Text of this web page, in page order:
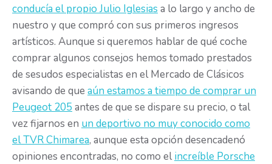
conducía el propio Julio Iglesias a lo largo y ancho de
nuestro y que compró con sus primeros ingresos
artísticos. Aunque si queremos hablar de qué coche
comprar algunos consejos hemos tomado prestados
de sesudos especialistas en el Mercado de Clásicos
avisando de que aún estamos a tiempo de comprar un
Peugeot 205 antes de que se dispare su precio, o tal
vez fijarnos en un deportivo no muy conocido como
el TVR Chimarea, aunque esta opción desencadenó
opiniones encontradas, no como elincreíble Porsche